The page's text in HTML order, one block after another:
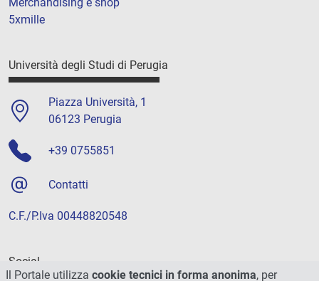
Merchandising e shop
5xmille
Università degli Studi di Perugia
Piazza Università, 1
06123 Perugia
+39 0755851
Contatti
C.F./P.Iva 00448820548
Social
Il Portale utilizza cookie tecnici in forma anonima, per